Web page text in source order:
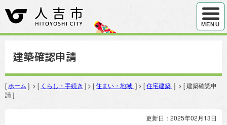
ハンバ
MENU
建築確認申請
[ ホーム ] > [ くらし・手続き ] > [住まい・地域 ] > [住宅建築 ] > [ 建築確認申
請 ]
更新日：2025年02月13日